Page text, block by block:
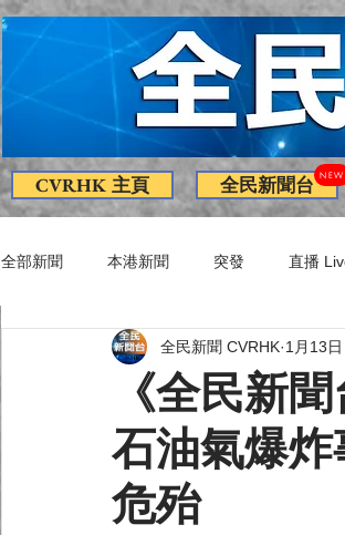
CVRHK 主頁 全民新聞台 NEW
全部新聞 本港新聞 突發 直播
專題 影片 訪問
《全民新
石油氣爆
危殆
全民新聞 CVRHK 1月13日